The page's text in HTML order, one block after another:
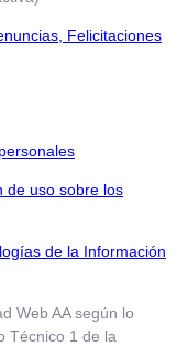
Felicitaciones
de uso sobre los
de la Información
Web AA según lo
Técnico 1 de la